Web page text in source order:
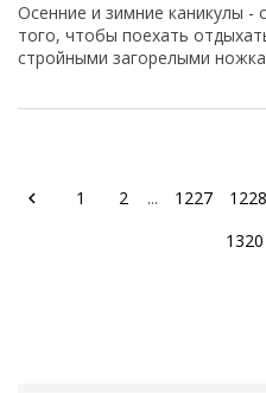
Осенние и зимние каникулы
того, чтобы поехать
стройными загорелыми
1 2 ... 1227 1228
1320